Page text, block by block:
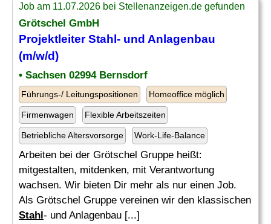
Job am 11.07.2026 bei Stellenanzeigen.de gefunden
Grötschel GmbH
ProjektleiterStahl - und Anlagenbau
(m/w/d)
• Sachsen 02994 Bernsdorf
Führungs-/ Leitungspositionen Homeoffice möglich
Firmenwagen Flexible Arbeitszeiten
Betriebliche Altersvorsorge Work-Life-Balance
Arbeiten bei der Grötschel Gruppe heißt:
mitgestalten, mitdenken, mit Verantwortung
wachsen. Wir bieten Dir mehr als nur einen Job.
Als Grötschel Gruppe vereinen wir den klassischen
Stahl- und Anlagenbau [...]